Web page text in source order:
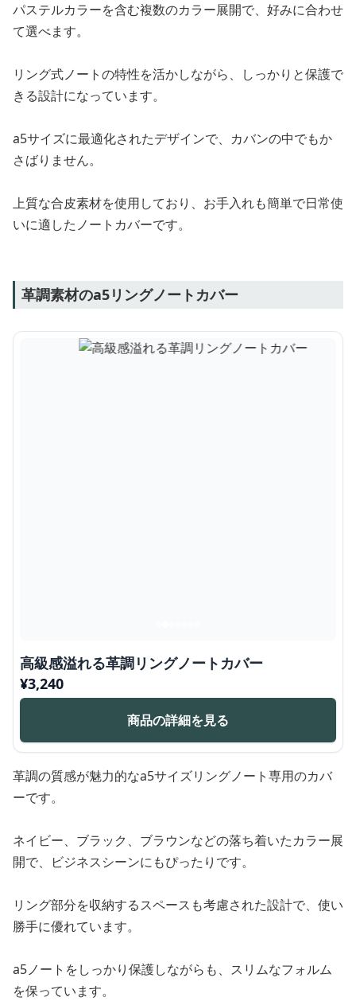
パステルカラーを含む複数のカラー展開で、好みに合わせ
て選べます。
リング式ノートの特性を活かしながら、しっかりと保護で
きる設計になっています。
a5サイズに最適化されたデザインで、カバンの中でもか
さばりません。
上質な合皮素材を使用しており、お手入れも簡単で日常使
いに適したノートカバーです。
革調素材のa5リングノートカバー
高級感溢れる革調リングノートカバー
¥3,240
商品の詳細を見る
革調の質感が魅力的なa5サイズリングノート専用のカバ
ーです。
ネイビー、ブラック、ブラウンなどの落ち着いたカラー展
開で、ビジネスシーンにもぴったりです。
リング部分を収納するスペースも考慮された設計で、使い
勝手に優れています。
a5ノートをしっかり保護しながらも、スリムなフォルム
を保っています。